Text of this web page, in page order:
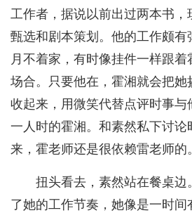
工作者，据说以前出过两本书，
甄选和剧本策划。他的工作颇有
月不着家，有时像挂件一样跟
场合。只要他在，霍湘就会把
收起来，用微笑代替点评时事与
一人时的霍湘。和素然私下讨论
来，霍老师还是很依赖雷老师的。
扭头看去，素然站在餐桌
了她的工作节奏，她像是一时间